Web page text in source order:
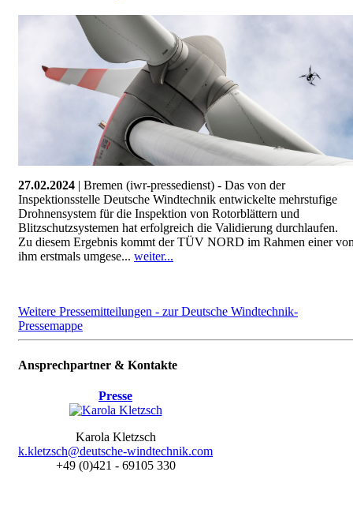
27.02.2024 | Bremen (iwr-pressedienst) - Das von der
Inspektionsstelle Deutsche Windtechnik entwickelte mehrstufige
Drohnensystem für die Inspektion von Rotorblättern und
Blitzschutzsystemen hat erfolgreich die Validierung durchlaufen.
Zu diesem Ergebnis kommt der TÜV NORD im Rahmen einer
ihm erstmals umgese... weiter...
Weitere Pressemitteilungen - zur Deutsche Windtechnik-
Pressemappe
Ansprechpartner & Kontakte
Presse
Karola Kletzsch
k.kletzsch@deutsche-windtechnik.com
+49 (0)421 - 69105 330